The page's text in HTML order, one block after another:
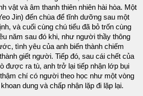
vật và âm thanh thiên nhiên hài hòa. Một
Jin) đến chùa để tĩnh dưỡng sau một
và cuối cùng chú tiểu đã bỏ trốn cùng
năm sau đó khi, như người thầy thông
tình yêu của anh biến thành chiếm
giết người. Tiếp đó, sau cái chết của
được ra tù, anh trở lại tiếp nhận lớp bụi
chí có người theo học như một vòng
dung và chấp nhận lặp đi lặp lại.